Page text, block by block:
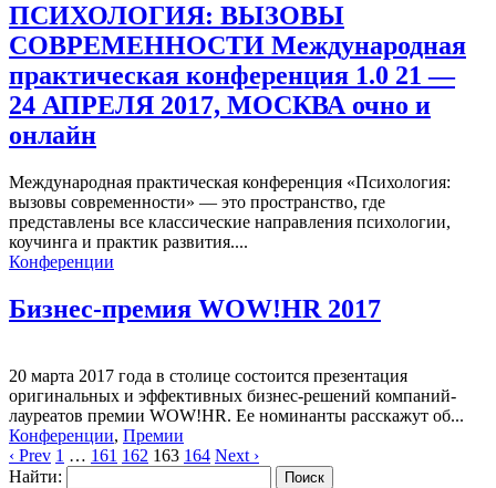
ПСИХОЛОГИЯ: ВЫЗОВЫ
СОВРЕМЕННОСТИ Международная
практическая конференция 1.0 21 —
24 АПРЕЛЯ 2017, МОСКВА очно и
онлайн
Международная практическая конференция «Психология:
вызовы современности» — это пространство, где
представлены все классические направления психологии,
коучинга и практик развития....
Конференции
Бизнес-премия WOW!HR 2017
20 марта 2017 года в столице состоится презентация
оригинальных и эффективных бизнес-решений компаний-
лауреатов премии WOW!HR. Ее номинанты расскажут об...
Конференции, Премии
‹ Prev 1 … 161 162 163 164 Next ›
Найти: